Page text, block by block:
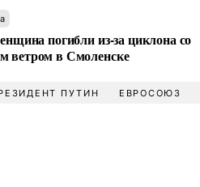
погибли из-за циклона со
ветром в Смоленске
ПУТИН ЕВРОСОЮЗ